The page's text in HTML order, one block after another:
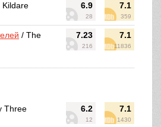
6.9
28
7.1
359
Kildare
7.23
216
7.1
11836
/ The
6.2
12
7.1
1430
Three